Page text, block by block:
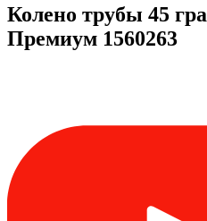
Колено трубы 45
Премиум 1560263